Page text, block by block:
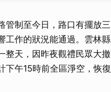
管制至今日，路口有擺放三
工作的狀況能通過。雲林縣
整天，因昨夜觀禮民眾大撤
下午15時前全區淨空，恢復